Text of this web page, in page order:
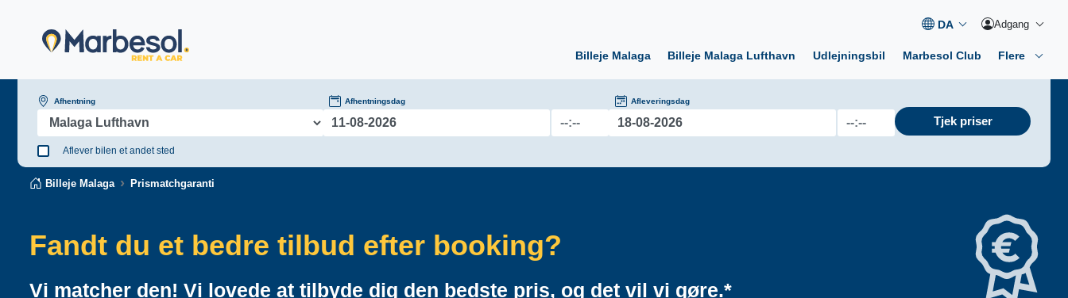
Adgang
Billeje Malaga Billeje Malaga Lufthavn Udlejningsbil Marbesol Club Flere
Afhentning Afhentningsdag Afleveringsdag
Aflever bilen et andet sted
Tjek priser
Billeje Malaga Prismatchgaranti
Fandt du et bedre tilbud efter booking?
Vi matcher den! Vi lovede at tilbyde dig den bedste pris, og det vil vi gøre.*